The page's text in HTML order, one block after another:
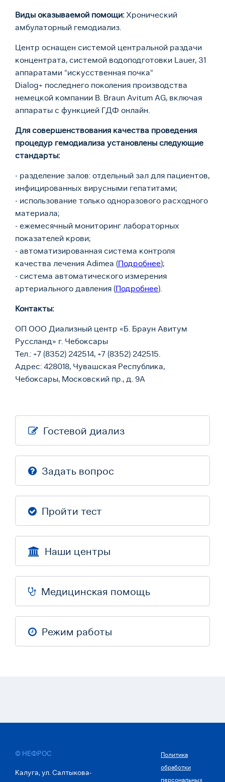
Виды оказываемой помощи: Хронический
амбулаторный гемодиализ.
Центр оснащен системой центральной раздачи
концентрата, системой водоподготовки Lauer, 31
аппаратами "искусственная почка"
Dialog+ последнего поколения производства
немецкой компании B. Braun Avitum AG, включая
аппараты с функцией ГДФ онлайн.
Для совершенствования качества проведения
процедур гемодиализа установлены следующие
стандарты:
- разделение залов: отдельный зал для пациентов,
инфицированных вирусными гепатитами;
- использование только одноразового расходного
материала;
- ежемесячный мониторинг лабораторных
показателей крови;
- автоматизированная система контроля
качества лечения Adimea (Подробнее);
- система автоматического измерения
артериального давления (Подробнее).
Контакты:
ОП ООО Диализный центр «Б. Браун Авитум
Руссланд» г. Чебоксары
Тел.: +7 (8352) 242514, +7 (8352) 242515.
Адрес: 428018, Чувашская Республика,
Чебоксары, Московский пр., д. 9А
Гостевой диализ
Задать вопрос
Пройти тест
Наши центры
Медицинская помощь
Режим работы
© НЕФРОС
Калуга, ул. Салтыкова-
Политика
обработки
персональных